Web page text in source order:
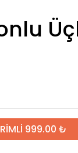
999.00 ₺